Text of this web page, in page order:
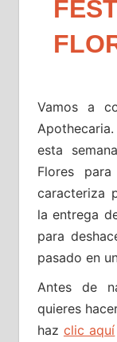
Vamos a
esta
Flores
caracteriza
la entrega
para
pasado en
Antes de
quieres
haz clic aquí